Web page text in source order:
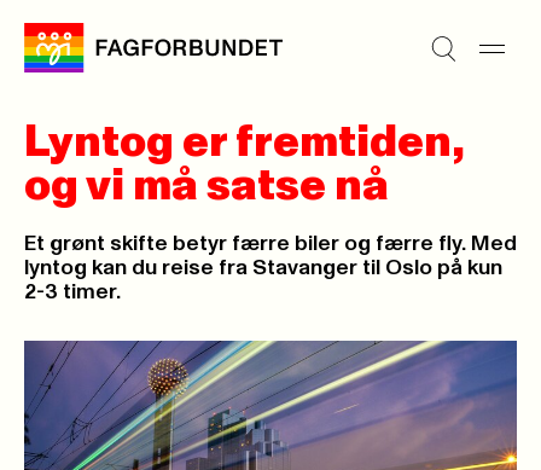
Lyntog er fremtiden,
og vi må satse nå
Et grønt skifte betyr færre biler og færre fly. Med
lyntog kan du reise fra Stavanger til Oslo på kun
2-3 timer.